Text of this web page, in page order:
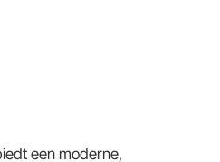
een moderne,